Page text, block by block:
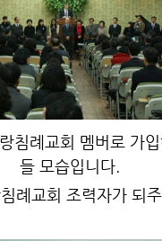
침례교회 멤버로 가
들 모습입니다.
례교회 조력자가 되주